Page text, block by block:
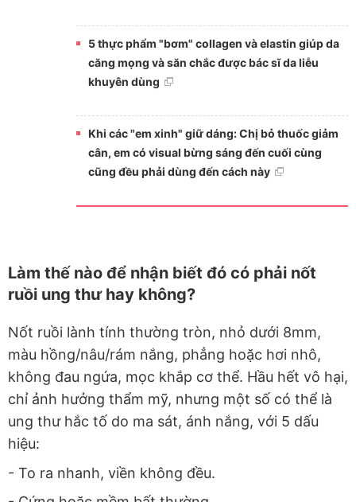
5 thực phẩm "bơm" collagen và elastin giúp da
căng mọng và săn chắc được bác sĩ da liễu
khuyên dùng
Khi các "em xinh" giữ dáng: Chị bỏ thuốc giảm
cân, em có visual bừng sáng đến cuối cùng
cũng đều phải dùng đến cách này
Làm thế nào để nhận biết đó có phải nốt
ruồi ung thư hay không?
Nốt ruồi lành tính thường tròn, nhỏ dưới 8mm,
màu hồng/nâu/rám nắng, phẳng hoặc hơi nhô,
không đau ngứa, mọc khắp cơ thể. Hầu hết vô hại,
chỉ ảnh hưởng thẩm mỹ, nhưng một số có thể là
ung thư hắc tố do ma sát, ánh nắng, với 5 dấu
hiệu:
- To ra nhanh, viền không đều.